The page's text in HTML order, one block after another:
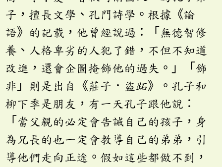
子，擅長文學、孔門詩學。根據《論
語》的記載，他曾經說過：「無德智修
養、人格卑劣的人犯了錯，不但不知道
改進，還會企圖掩飾他的過失。」「飾
非」則是出自《莊子．盜跖》。孔子和
柳下季是朋友，有一天孔子跟他說：
「當父親的必定會告誡自己的孩子，身
為兄長的也一定會教導自己的弟弟，引
導他們走向正途。假如這些都做不到，